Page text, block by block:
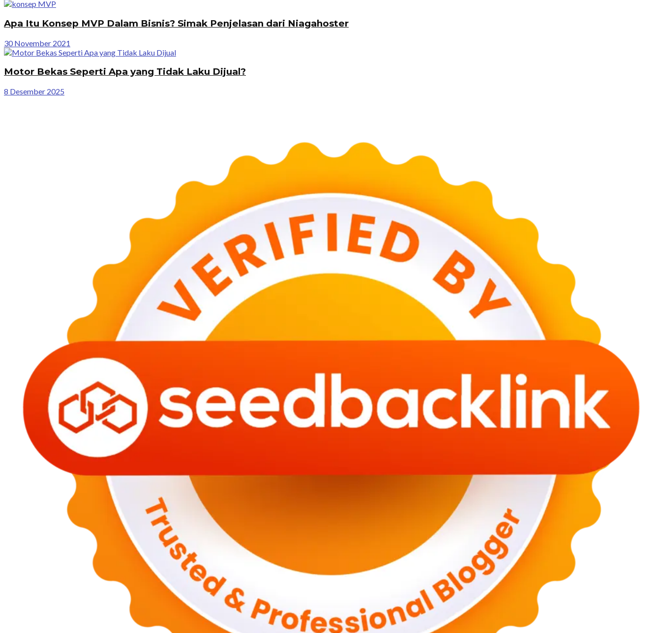
Apa Itu Konsep MVP Dalam Bisnis? Simak Penjelasan dari Niagahoster
30 November 2021
Motor Bekas Seperti Apa yang Tidak Laku Dijual?
8 Desember 2025